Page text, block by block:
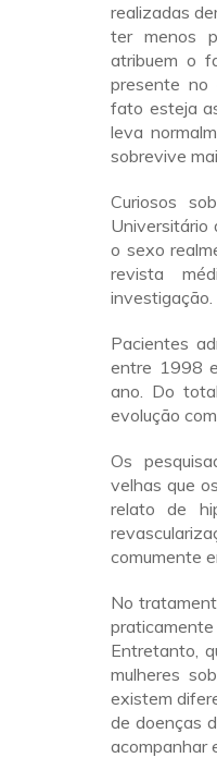
realizadas
ter menos
atribuem o
presente no
fato esteja
leva
sobrevive
Curiosos
Universitário
o sexo
revista
investigação.
Pacientes
entre 1998
ano. Do
evolução
Os
velhas que
relato de
comumente
No
Entretanto,
mulheres
existem
de doenças
acompanhar